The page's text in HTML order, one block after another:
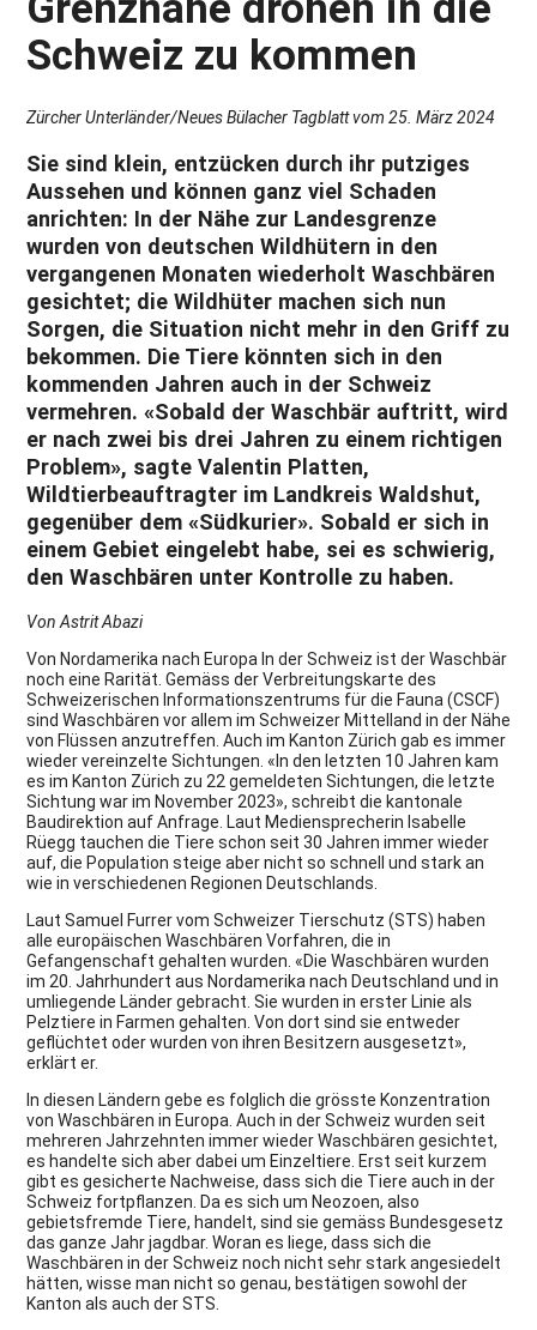
Schweiz zu kommen
Zürcher Unterländer/Neues Bülacher Tagblatt vom 25. März 2024
Sie sind klein, entzücken durch ihr putziges
Aussehen und können ganz viel Schaden
anrichten: In der Nähe zur Landesgrenze
wurden von deutschen Wildhütern in den
vergangenen Monaten wiederholt Waschbären
gesichtet; die Wildhüter machen sich nun
Sorgen, die Situation nicht mehr in den Griff zu
bekommen. Die Tiere könnten sich in den
kommenden Jahren auch in der Schweiz
vermehren. «Sobald der Waschbär auftritt, wird
er nach zwei bis drei Jahren zu einem richtigen
Problem», sagte Valentin Platten,
Wildtierbeauftragter im Landkreis Waldshut,
gegenüber dem «Südkurier». Sobald er sich in
einem Gebiet eingelebt habe, sei es schwierig,
den Waschbären unter Kontrolle zu haben.
Von Astrit Abazi
Von Nordamerika nach Europa In der Schweiz ist der Waschbär
noch eine Rarität. Gemäss der Verbreitungskarte des
Schweizerischen Informationszentrums für die Fauna (CSCF)
sind Waschbären vor allem im Schweizer Mittelland in der Nähe
von Flüssen anzutreffen. Auch im Kanton Zürich gab es immer
wieder vereinzelte Sichtungen. «In den letzten 10 Jahren kam
es im Kanton Zürich zu 22 gemeldeten Sichtungen, die letzte
Sichtung war im November 2023», schreibt die kantonale
Baudirektion auf Anfrage. Laut Mediensprecherin Isabelle
Rüegg tauchen die Tiere schon seit 30 Jahren immer wieder
auf, die Population steige aber nicht so schnell und stark an
wie in verschiedenen Regionen Deutschlands.
Laut Samuel Furrer vom Schweizer Tierschutz (STS) haben
alle europäischen Waschbären Vorfahren, die in
Gefangenschaft gehalten wurden. «Die Waschbären wurden
im 20. Jahrhundert aus Nordamerika nach Deutschland und in
umliegende Länder gebracht. Sie wurden in erster Linie als
Pelztiere in Farmen gehalten. Von dort sind sie entweder
geflüchtet oder wurden von ihren Besitzern ausgesetzt»,
erklärt er.
In diesen Ländern gebe es folglich die grösste Konzentration
von Waschbären in Europa. Auch in der Schweiz wurden seit
mehreren Jahrzehnten immer wieder Waschbären gesichtet,
es handelte sich aber dabei um Einzeltiere. Erst seit kurzem
gibt es gesicherte Nachweise, dass sich die Tiere auch in der
Schweiz fortpflanzen. Da es sich um Neozoen, also
gebietsfremde Tiere, handelt, sind sie gemäss Bundesgesetz
das ganze Jahr jagdbar. Woran es liege, dass sich die
Waschbären in der Schweiz noch nicht sehr stark angesiedelt
hätten, wisse man nicht so genau, bestätigen sowohl der
Kanton als auch der STS.